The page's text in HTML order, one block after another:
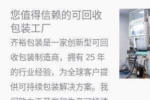
您值得信赖的可回收
包装工厂
齐裕包装是一家创新型可回
收包装制造商，拥有 25 年
的行业经验，为全球客户提
供可持续包装解决方案。我